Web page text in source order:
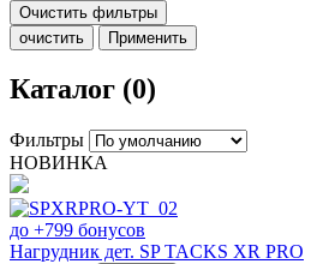
Очистить фильтры
очистить
Применить
Каталог (0)
Фильтры
НОВИНКА
до +799 бонусов
Нагрудник дет. SP TACKS XR PRO